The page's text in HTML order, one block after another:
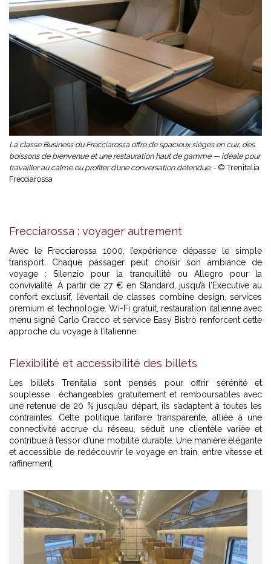
La classe Business du Frecciarossa offre de spacieux sièges en cuir, des
boissons de bienvenue et une restauration haut de gamme — idéale pour
travailler au calme ou profiter d’une conversation détendue. - © Trenitalia
Frecciarossa
Frecciarossa : voyager autrement
Avec le Frecciarossa 1000, l’expérience dépasse le simple
transport. Chaque passager peut choisir son ambiance de
voyage : Silenzio pour la tranquillité ou Allegro pour la
convivialité. À partir de 27 € en Standard, jusqu’à l’Executive au
confort exclusif, l’éventail de classes combine design, services
premium et technologie. Wi-Fi gratuit, restauration italienne avec
menu signé Carlo Cracco et service Easy Bistrò renforcent cette
approche du voyage à l’italienne:
Flexibilité et accessibilité des billets
Les billets Trenitalia sont pensés pour offrir sérénité et
souplesse : échangeables gratuitement et remboursables avec
une retenue de 20 % jusqu’au départ, ils s’adaptent à toutes les
contraintes. Cette politique tarifaire transparente, alliée à une
connectivité accrue du réseau, séduit une clientèle variée et
contribue à l’essor d’une mobilité durable. Une manière élégante
et accessible de redécouvrir le voyage en train, entre vitesse et
raffinement.